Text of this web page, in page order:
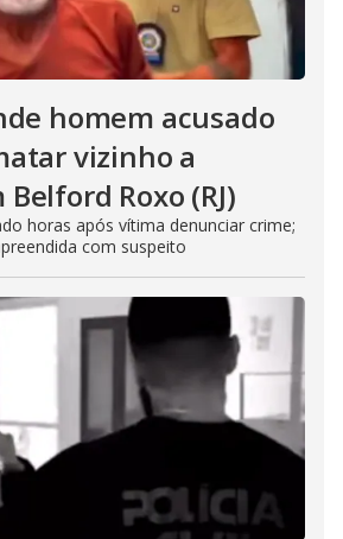
homem acusado
vizinho a
Roxo (RJ)
horas após vítima denunciar crime;
com suspeito